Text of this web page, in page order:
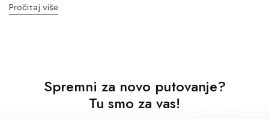
Pročitaj više
Spremni za novo putovanje?
Tu smo za vas!